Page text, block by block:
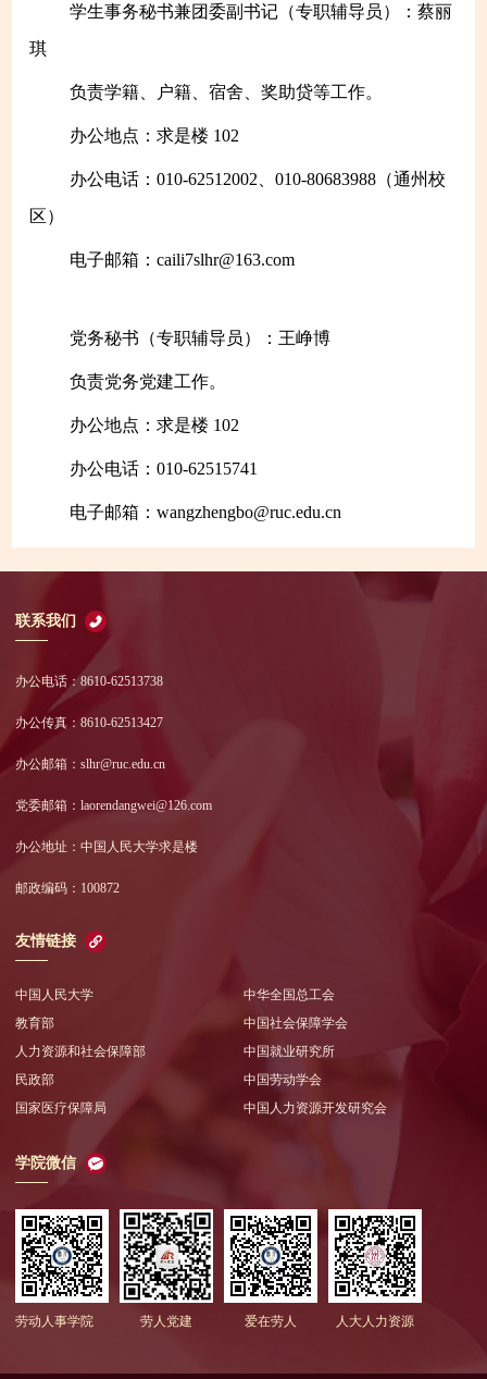
学生事务秘书兼团委副书记（专职辅导员）：蔡丽
琪
负责学籍、 户籍、宿舍、奖助贷等工作。
办公地点：求是楼 102
办公电话：010-62512002、010-80683988（通州校
区）
电子邮箱：caili7slhr@163.com
党务秘书（专职辅导员）：王峥博
负责党务党建工作。
办公地点：求是楼 102
办公电话：010-62515741
电子邮箱：wangzhengbo@ruc.edu.cn
联系我们
办公电话：8610-62513738
办公传真：8610-62513427
办公邮箱：slhr@ruc.edu.cn
党委邮箱：laorendangwei@126.com
办公地址：中国人民大学求是楼
邮政编码：100872
友情链接
中国人民大学
教育部
人力资源和社会保障部
民政部
国家医疗保障局
中华全国总工会
中国社会保障学会
中国就业研究所
中国劳动学会
中国人力资源开发研究会
学院微信
劳动人事学院 劳人党建 爱在劳人 人大人力资源